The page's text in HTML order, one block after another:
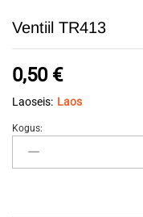
Ventiil TR413
0,50 €
Laoseis: Laos
Ventiil
TR413
Kogus: